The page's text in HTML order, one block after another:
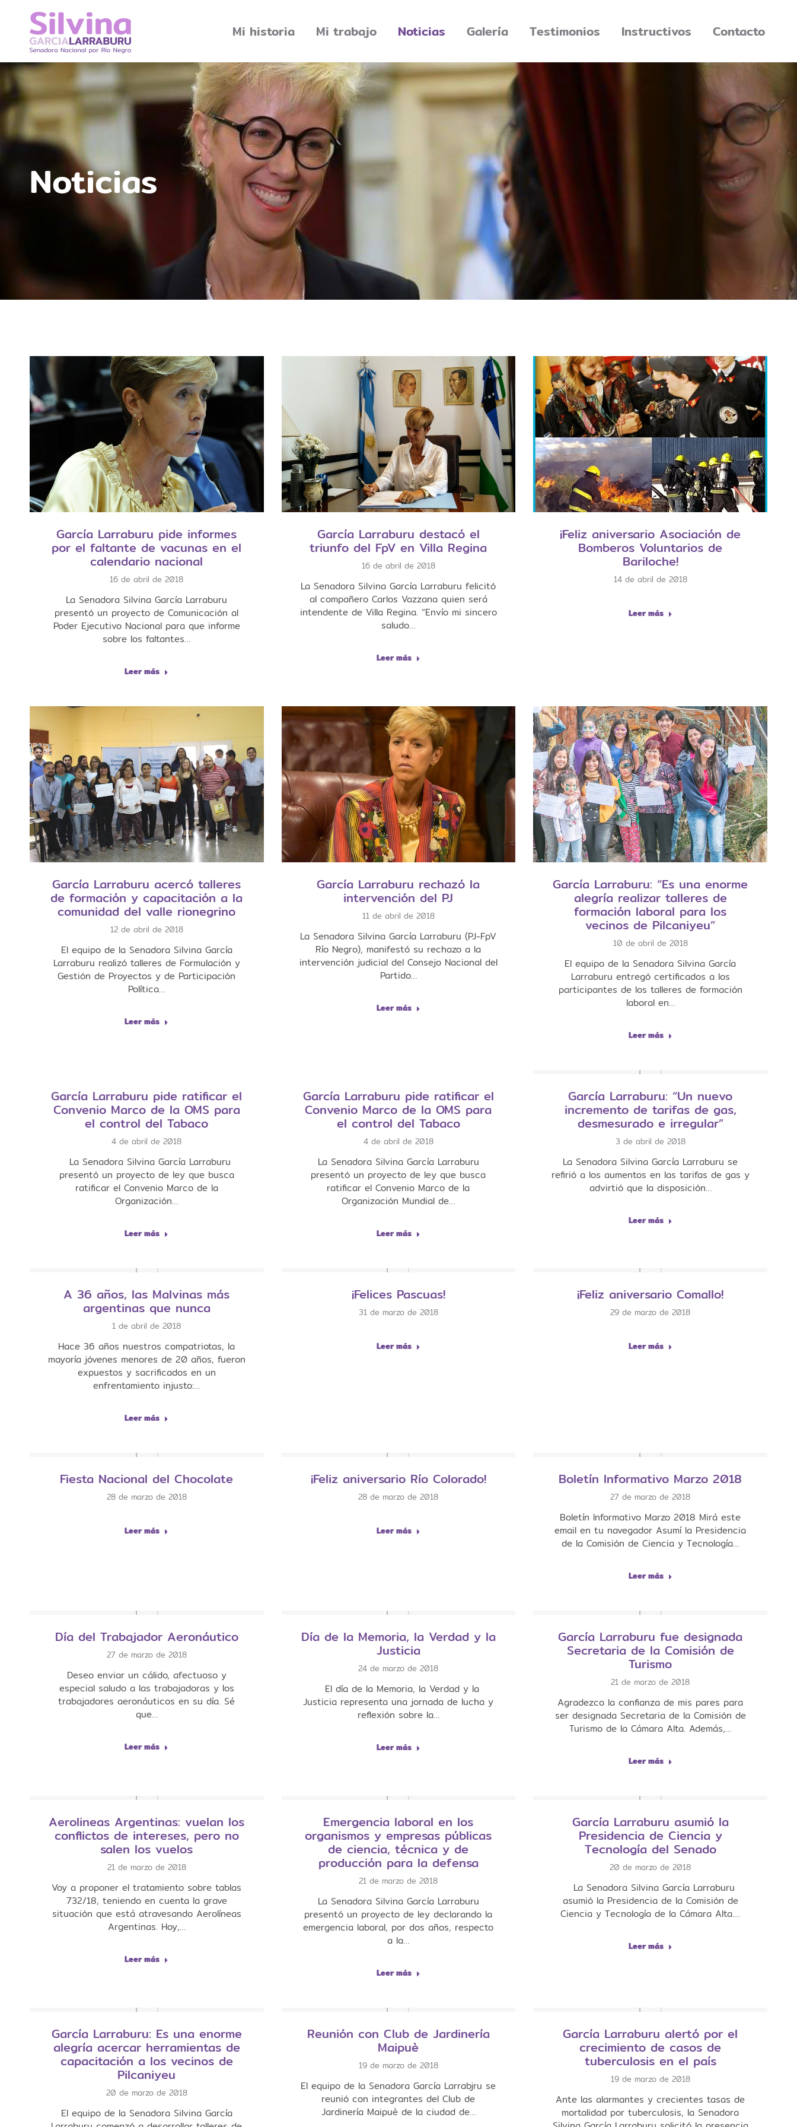
Mi historia Mi trabajo Noticias Galería Testimonios Instructivos Contacto
Noticias
García Larraburu pide informes
por el faltante de vacunas en el
calendario nacional
16 de abril de 2018
La Senadora Silvina García Larraburu
presentó un proyecto de Comunicación al
Poder Ejecutivo Nacional para que informe
sobre los faltantes…
Leer más
García Larraburu destacó el
triunfo del FpV en Villa Regina
16 de abril de 2018
La Senadora Silvina García Larraburu felicitó
al compañero Carlos Vazzana quien será
intendente de Villa Regina. “Envío mi sincero
saludo…
Leer más
¡Feliz aniversario Asociación de
Bomberos Voluntarios de
Bariloche!
14 de abril de 2018
Leer más
García Larraburu acercó talleres
de formación y capacitación a la
comunidad del valle rionegrino
12 de abril de 2018
El equipo de la Senadora Silvina García
Larraburu realizó talleres de Formulación y
Gestión de Proyectos y de Participación
Política…
Leer más
García Larraburu rechazó la
intervención del PJ
11 de abril de 2018
La Senadora Silvina García Larraburu (PJ-FpV
Río Negro), manifestó su rechazo a la
intervención judicial del Consejo Nacional del
Partido…
Leer más
García Larraburu: “Es una enorme
alegría realizar talleres de
formación laboral para los
vecinos de Pilcaniyeu”
10 de abril de 2018
El equipo de la Senadora Silvina García
Larraburu entregó certificados a los
participantes de los talleres de formación
laboral en…
Leer más
García Larraburu pide ratificar el
Convenio Marco de la OMS para
el control del Tabaco
4 de abril de 2018
La Senadora Silvina García Larraburu
presentó un proyecto de ley que busca
ratificar el Convenio Marco de la
Organización…
Leer más
García Larraburu pide ratificar el
Convenio Marco de la OMS para
el control del Tabaco
4 de abril de 2018
La Senadora Silvina García Larraburu
presentó un proyecto de ley que busca
ratificar el Convenio Marco de la
Organización Mundial de…
Leer más
García Larraburu: “Un nuevo
incremento de tarifas de gas,
desmesurado e irregular”
3 de abril de 2018
La Senadora Silvina García Larraburu se
refirió a los aumentos en las tarifas de gas y
advirtió que la disposición…
Leer más
A 36 años, las Malvinas más
argentinas que nunca
1 de abril de 2018
Hace 36 años nuestros compatriotas, la
mayoría jóvenes menores de 20 años, fueron
expuestos y sacrificados en un
enfrentamiento injusto:…
Leer más
¡Felices Pascuas!
31 de marzo de 2018
Leer más
¡Feliz aniversario Comallo!
29 de marzo de 2018
Leer más
Fiesta Nacional del Chocolate
28 de marzo de 2018
Leer más
¡Feliz aniversario Río Colorado!
28 de marzo de 2018
Leer más
Boletín Informativo Marzo 2018
27 de marzo de 2018
Boletín Informativo Marzo 2018 Mirá este
email en tu navegador Asumí la Presidencia
de la Comisión de Ciencia y Tecnología…
Leer más
Día del Trabajador Aeronáutico
27 de marzo de 2018
Deseo enviar un cálido, afectuoso y
especial saludo a las trabajadoras y los
trabajadores aeronáuticos en su día. Sé
que…
Leer más
Día de la Memoria, la Verdad y la
Justicia
24 de marzo de 2018
El día de la Memoria, la Verdad y la
Justicia representa una jornada de lucha y
reflexión sobre la…
Leer más
García Larraburu fue designada
Secretaria de la Comisión de
Turismo
21 de marzo de 2018
Agradezco la confianza de mis pares para
ser designada Secretaria de la Comisión de
Turismo de la Cámara Alta. Además,…
Leer más
Aerolineas Argentinas: vuelan los
conflictos de intereses, pero no
salen los vuelos
21 de marzo de 2018
Voy a proponer el tratamiento sobre tablas
732/18, teniendo en cuenta la grave
situación que está atravesando Aerolíneas
Argentinas. Hoy,…
Leer más
Emergencia laboral en los
organismos y empresas públicas
de ciencia, técnica y de
producción para la defensa
21 de marzo de 2018
​​La Senadora Silvina García Larraburu
presentó un proyecto de ley declarando la
emergencia laboral, por dos años, respecto
a la…
Leer más
García Larraburu asumió la
Presidencia de Ciencia y
Tecnología del Senado
20 de marzo de 2018
La Senadora Silvina García Larraburu
asumió la Presidencia de la Comisión de
Ciencia y Tecnología de la Cámara Alta.…
Leer más
García Larraburu: Es una enorme
alegría acercar herramientas de
capacitación a los vecinos de
Pilcaniyeu
20 de marzo de 2018
El equipo de la Senadora Silvina García
Reunión con Club de Jardinería
Maipuè
19 de marzo de 2018
El equipo de la Senadora García Larrabjru se
reunió con integrantes del Club de
Jardinería Maipuè de la ciudad de…
García Larraburu alertó por el
crecimiento de casos de
tuberculosis en el país
19 de marzo de 2018
Ante las alarmantes y crecientes tasas de
mortalidad por tuberculosis, la Senadora